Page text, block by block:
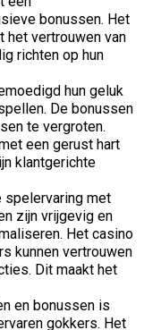
bonussen. Het
het vertrouwen van
richten op hun
hun geluk
De bonussen
te vergroten.
een gerust hart
klantgerichte
spelervaring met
zijn vrijgevig en
Het casino
kunnen vertrouwen
Dit maakt het
en bonussen is
gokkers. Het